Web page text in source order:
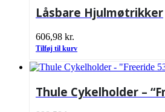
Låsbare Hjulmøtrikker
606,98 kr.
Tilføj til kurv
Thule Cykelholder –